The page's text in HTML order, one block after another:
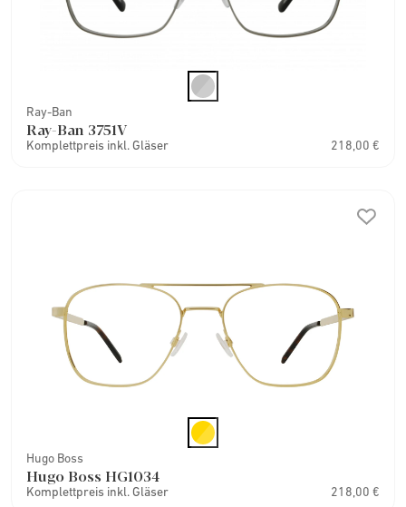
Ray-Ban
Ray-Ban 3751V
Komplettpreis inkl. Gläser 218,00 €
Hugo Boss
Hugo Boss HG1034
Komplettpreis inkl. Gläser 218,00 €